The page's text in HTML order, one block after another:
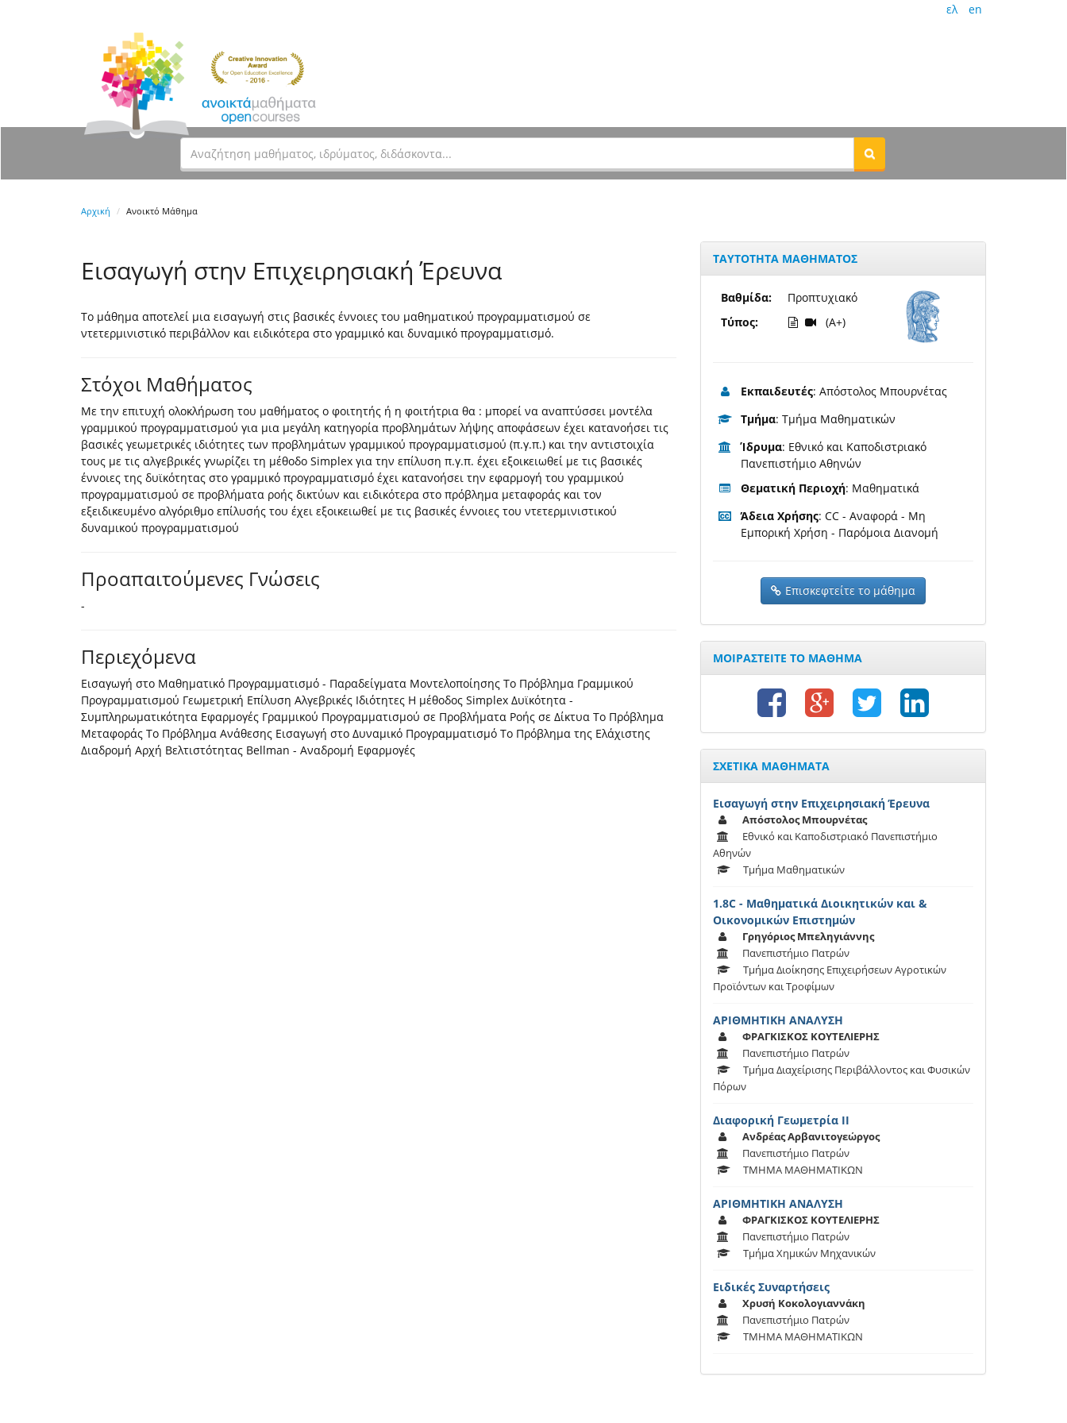
ελ en
Αρχική Ανοικτό Μάθημα
Εισαγωγή στην Επιχειρησιακή Έρευνα
Το μάθημα αποτελεί μια εισαγωγή στις βασικές έννοιες του μαθηματικού προγραμματισμού σε
ντετερμινιστικό περιβάλλον και ειδικότερα στο γραμμικό και δυναμικό προγραμματισμό.
Στόχοι Μαθήματος
Με την επιτυχή ολοκλήρωση του μαθήματος ο φοιτητής ή η φοιτήτρια θα : μπορεί να αναπτύσσει μοντέλα
γραμμικού προγραμματισμού για μια μεγάλη κατηγορία προβλημάτων λήψης αποφάσεων έχει κατανοήσει τις
βασικές γεωμετρικές ιδιότητες των προβλημάτων γραμμικού προγραμματισμού (π.γ.π.) και την αντιστοιχία
τους με τις αλγεβρικές γνωρίζει τη μέθοδο Simplex για την επίλυση π.γ.π. έχει εξοικειωθεί με τις βασικές
έννοιες της δυϊκότητας στο γραμμικό προγραμματισμό έχει κατανοήσει την εφαρμογή του γραμμικού
προγραμματισμού σε προβλήματα ροής δικτύων και ειδικότερα στο πρόβλημα μεταφοράς και τον
εξειδικευμένο αλγόριθμο επίλυσής του έχει εξοικειωθεί με τις βασικές έννοιες του ντετερμινιστικού
δυναμικού προγραμματισμού
Προαπαιτούμενες Γνώσεις
-
Περιεχόμενα
Εισαγωγή στο Μαθηματικό Προγραμματισμό - Παραδείγματα Μοντελοποίησης Το Πρόβλημα Γραμμικού
Προγραμματισμού Γεωμετρική Επίλυση Αλγεβρικές Ιδιότητες Η μέθοδος Simplex Δυϊκότητα -
Συμπληρωματικότητα Εφαρμογές Γραμμικού Προγραμματισμού σε Προβλήματα Ροής σε Δίκτυα Το Πρόβλημα
Μεταφοράς Το Πρόβλημα Ανάθεσης Εισαγωγή στο Δυναμικό Προγραμματισμό Το Πρόβλημα της Ελάχιστης
Διαδρομή Αρχή Βελτιστότητας Bellman - Αναδρομή Εφαρμογές
ΤΑΥΤΟΤΗΤΑ ΜΑΘΗΜΑΤΟΣ
Βαθμίδα:
Τύπος:
Προπτυχιακό
(A+)
Εκπαιδευτές: Απόστολος Μπουρνέτας
Τμήμα: Τμήμα Μαθηματικών
Ίδρυμα: Εθνικό και Καποδιστριακό
Πανεπιστήμιο Αθηνών
Θεματική Περιοχή: Μαθηματικά
Άδεια Χρήσης: CC - Αναφορά - Μη
Εμπορική Χρήση - Παρόμοια Διανομή
Επισκεφτείτε το μάθημα
ΜΟΙΡΑΣΤΕΙΤΕ ΤΟ ΜΑΘΗΜΑ
ΣΧΕΤΙΚΑ ΜΑΘΗΜΑΤΑ
Εισαγωγή στην Επιχειρησιακή Έρευνα
Απόστολος Μπουρνέτας
Εθνικό και Καποδιστριακό Πανεπιστήμιο
Αθηνών
Τμήμα Μαθηματικών
1.8C - Μαθηματικά Διοικητικών και &
Οικονομικών Επιστημών
Γρηγόριος Μπεληγιάννης
Πανεπιστήμιο Πατρών
Τμήμα Διοίκησης Επιχειρήσεων Αγροτικών
Προϊόντων και Τροφίμων
ΑΡΙΘΜΗΤΙΚΗ ΑΝΑΛΥΣΗ
ΦΡΑΓΚΙΣΚΟΣ ΚΟΥΤΕΛΙΕΡΗΣ
Πανεπιστήμιο Πατρών
Τμήμα Διαχείρισης Περιβάλλοντος και Φυσικών
Πόρων
Διαφορική Γεωμετρία ΙΙ
Ανδρέας Αρβανιτογεώργος
Πανεπιστήμιο Πατρών
ΤΜΗΜΑ ΜΑΘΗΜΑΤΙΚΩΝ
ΑΡΙΘΜΗΤΙΚΗ ΑΝΑΛΥΣΗ
ΦΡΑΓΚΙΣΚΟΣ ΚΟΥΤΕΛΙΕΡΗΣ
Πανεπιστήμιο Πατρών
Τμήμα Χημικών Μηχανικών
Ειδικές Συναρτήσεις
Χρυσή Κοκολογιαννάκη
Πανεπιστήμιο Πατρών
ΤΜΗΜΑ ΜΑΘΗΜΑΤΙΚΩΝ